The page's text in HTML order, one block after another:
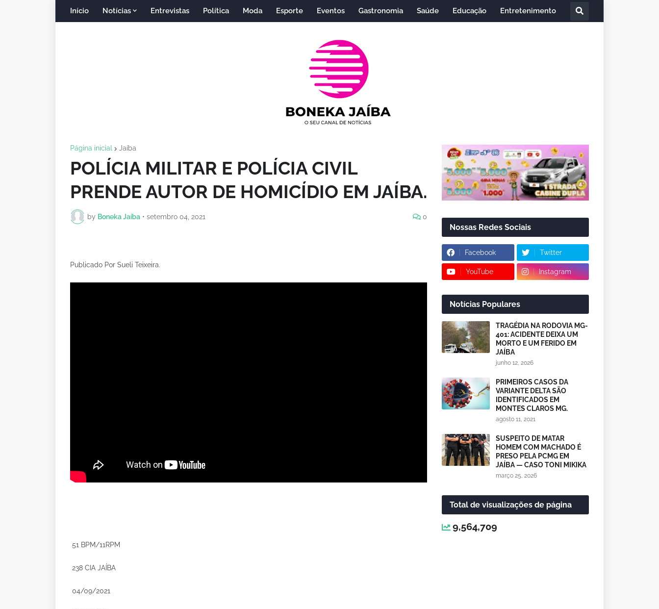
Início Notícias Entrevistas Política Moda Esporte Eventos Gastronomia Saúde Educação Entretenimento
Página inicial Jaíba
POLÍCIA MILITAR E POLÍCIA CIVIL
PRENDE AUTOR DE HOMICÍDIO EM JAÍBA.
by Boneka Jaíba • setembro 04, 2021 0
Publicado Por Sueli Teixeira.
51 BPM/11RPM
238 CIA JAÍBA
04/09/2021
Nossas Redes Sociais
Facebook Twitter
YouTube Instagram
Notícias Populares
TRAGÉDIA NA RODOVIA MG-
401: ACIDENTE DEIXA UM
MORTO E UM FERIDO EM
JAÍBA
junho 12, 2026
PRIMEIROS CASOS DA
VARIANTE DELTA SÃO
IDENTIFICADOS EM
MONTES CLAROS MG.
agosto 11, 2021
SUSPEITO DE MATAR
HOMEM COM MACHADO É
PRESO PELA PCMG EM
JAÍBA — CASO TONI MIKIKA
março 25, 2026
Total de visualizações de página
9,564,709